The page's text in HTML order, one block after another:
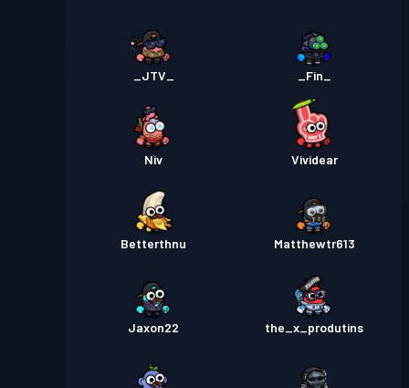
_JTV_ _Fin_
Niv Vividear
Betterthnu Matthewtr613
Jaxon22 the_x_produtins